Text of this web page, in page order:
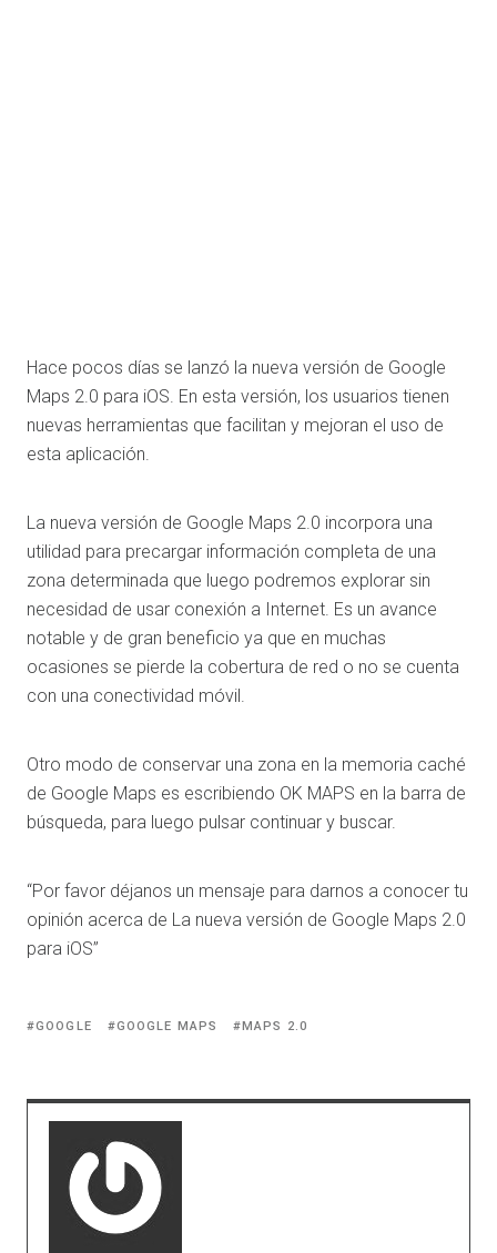
Hace pocos días se lanzó la nueva versión de Google
Maps 2.0 para iOS. En esta versión, los usuarios tienen
nuevas herramientas que facilitan y mejoran el uso de
esta aplicación.
La nueva versión de Google Maps 2.0 incorpora una
utilidad para precargar información completa de una
zona determinada que luego podremos explorar sin
necesidad de usar conexión a Internet. Es un avance
notable y de gran beneficio ya que en muchas
ocasiones se pierde la cobertura de red o no se cuenta
con una conectividad móvil.
Otro modo de conservar una zona en la memoria caché
de Google Maps es escribiendo OK MAPS en la barra de
búsqueda, para luego pulsar continuar y buscar.
“Por favor déjanos un mensaje para darnos a conocer tu
opinión acerca de La nueva versión de Google Maps 2.0
para iOS”
GOOGLE GOOGLE MAPS MAPS 2.0